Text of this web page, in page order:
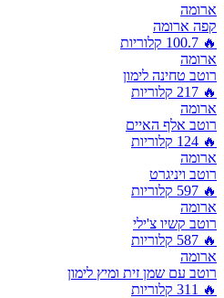
ארומה
קפה ארומה
🔥
100.7 קלוריות
ארומה
רוטב טחינה לימון
🔥
217 קלוריות
ארומה
רוטב אלף האיים
🔥
124 קלוריות
ארומה
רוטב ויניגרט
🔥
597 קלוריות
ארומה
רוטב קשיו צ'ילי
🔥
587 קלוריות
ארומה
רוטב עם שמן זית ומיץ לימון
🔥
311 קלוריות